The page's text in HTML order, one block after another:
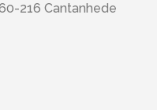
216 Cantanhede